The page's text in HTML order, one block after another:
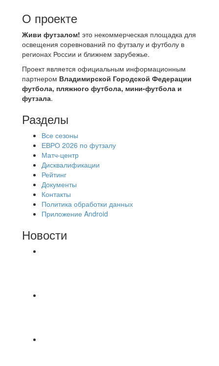
О проекте
Живи футзалом! это некоммерческая площадка для
освещения соревнований по футзалу и футболу в
регионах России и ближнем зарубежье.
Проект является официальным информационным
партнером Владимирской Городской Федерации
футбола, пляжного футбола, мини-футбола и
футзала.
Разделы
Все сезоны
ЕВРО 2026 по футзалу
Матч-центр
Дисквалификации
Рейтинг
Документы
Контакты
Политика обработки данных
Приложение Android
Новости